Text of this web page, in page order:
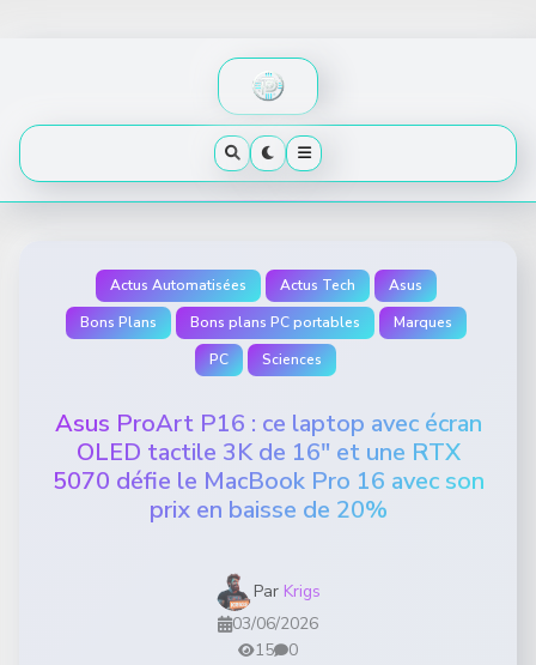
Actus Automatisées Actus Tech
Asus
Bons Plans
Bons plans PC portables
Marques
PC
Sciences
Asus ProArt P16 : ce laptop avec écran
OLED tactile 3K de 16″ et une RTX
5070 défie le MacBook Pro 16 avec son
prix en baisse de 20%
Par Krigs
03/06/2026
15
0